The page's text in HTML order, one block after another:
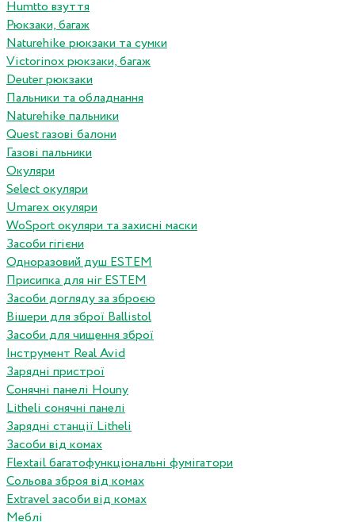
Humtto взуття
Рюкзаки, багаж
Naturehike рюкзаки та сумки
Victorinox рюкзаки, багаж
Deuter рюкзаки
Пальники та обладнання
Naturehike пальники
Quest газові балони
Газові пальники
Окуляри
Select окуляри
Umarex окуляри
WoSport окуляри та захисні маски
Засоби гігієни
Одноразовий душ ESTEM
Присипка для ніг ESTEM
Засоби догляду за зброєю
Вішери для зброї Ballistol
Засоби для чищення зброї
Інструмент Real Avid
Зарядні пристрої
Сонячні панелі Houny
Litheli сонячні панелі
Зарядні станції Litheli
Засоби від комах
Flextail багатофункціональні фумігатори
Сольова зброя від комах
Extravel засоби від комах
Меблі